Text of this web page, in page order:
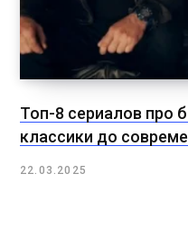
Топ-8 сериалов про
классики до
22.03.2025